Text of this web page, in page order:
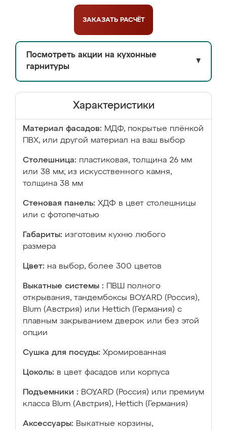
ЗАКАЗАТЬ РАСЧЁТ
Посмотреть акции на кухонные
гарнитуры
▼
Характеристики
Материал фасадов: МДФ, покрытые плёнкой
ПВХ, или другой материал на ваш выбор
Столешница: пластиковая, толщина 26 мм
или 38 мм; из искусственного камня,
толщина 38 мм
Стеновая панель: ХДФ в цвет столешницы
или с фотопечатью
Габариты: изготовим кухню любого
размера
Цвет: на выбор, более 300 цветов
Выкатные системы :
ПВШ полного
открывания, тандембоксы BOYARD (Россия),
Blum (Австрия) или Hettich (Германия) с
плавным закрыванием дверок или без этой
опции
Сушка для посуды: Хромированная
Цоколь: в цвет фасадов или корпуса
Подъемники : BOYARD (Россия) или премиум
класса Blum (Австрия), Hettich (Германия)
Аксессуары: Выкатные корзины,